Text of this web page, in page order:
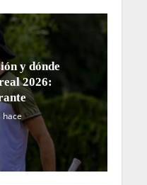
y dónde
2026:
hace